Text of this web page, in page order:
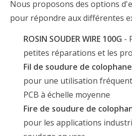
Nous proposons des options
pour répondre aux différentes
ROSIN SOUDER WIRE 100G -
petites réparations et les
Fil de soudure de
pour une utilisation
PCB à échelle moyenne
Fire de soudure de
pour les applications